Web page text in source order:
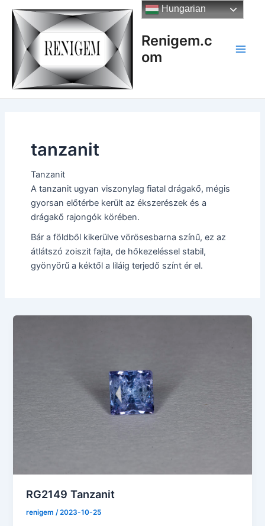
Skip
content
Renigem.c
om
tanzanit
Tanzanit
A tanzanit ugyan viszonylag fiatal drágakő, mégis
gyorsan előtérbe került az ékszerészek és a
drágakő rajongók körében.
Bár a földből kikerülve vörösesbarna színű, ez az
átlátszó zoiszit fajta, de hőkezeléssel stabil,
gyönyörű a kéktől a liláig terjedő színt ér el.
RG2149 Tanzanit
renigem/2023-10-25
Hungarian